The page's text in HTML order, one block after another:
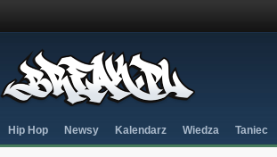
Hip Hop Newsy Kalendarz Wiedza Taniec